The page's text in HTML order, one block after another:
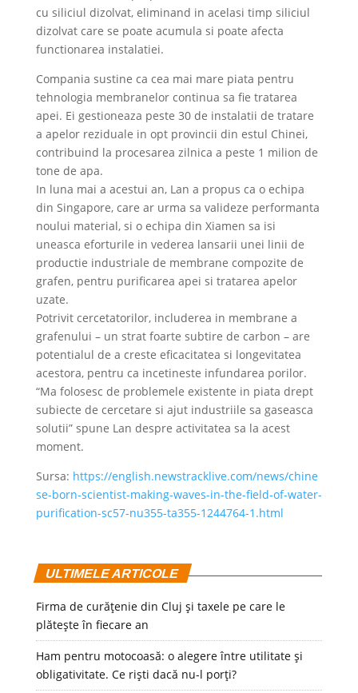
cu siliciul dizolvat, eliminand in acelasi timp siliciul
dizolvat care se poate acumula si poate afecta
functionarea instalatiei.
Compania sustine ca cea mai mare piata pentru
tehnologia membranelor continua sa fie tratarea
apei. Ei gestioneaza peste 30 de instalatii de tratare
a apelor reziduale in opt provincii din estul Chinei,
contribuind la procesarea zilnica a peste 1 milion de
tone de apa.
In luna mai a acestui an, Lan a propus ca o echipa
din Singapore, care ar urma sa valideze performanta
noului material, si o echipa din Xiamen sa isi
uneasca eforturile in vederea lansarii unei linii de
productie industriale de membrane compozite de
grafen, pentru purificarea apei si tratarea apelor
uzate.
Potrivit cercetatorilor, includerea in membrane a
grafenului – un strat foarte subtire de carbon – are
potentialul de a creste eficacitatea si longevitatea
acestora, pentru ca incetineste infundarea porilor.
“Ma folosesc de problemele existente in piata drept
subiecte de cercetare si ajut industriile sa gaseasca
solutii” spune Lan despre activitatea sa la acest
moment.
Sursa: https://english.newstracklive.com/news/chine
se-born-scientist-making-waves-in-the-field-of-water-
purification-sc57-nu355-ta355-1244764-1.html
ULTIMELE ARTICOLE
Firma de curățenie din Cluj și taxele pe care le
plătește în fiecare an
Ham pentru motocoasă: o alegere între utilitate și
obligativitate. Ce riști dacă nu-l porți?